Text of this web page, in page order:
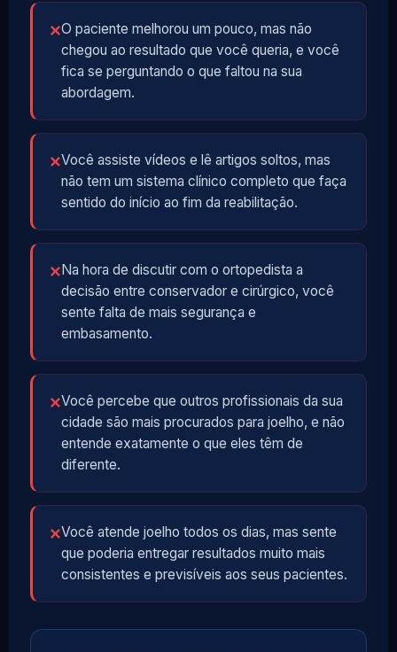
✕O paciente melhorou um pouco, mas não
chegou ao resultado que você queria, e você
fica se perguntando o que faltou na sua
abordagem.
✕Você assiste vídeos e lê artigos soltos, mas
não tem um sistema clínico completo que faça
sentido do início ao fim da reabilitação.
✕ Na hora de discutir com o ortopedista a
decisão entre conservador e cirúrgico, você
sente falta de mais segurança e
embasamento.
✕Você percebe que outros profissionais da sua
cidade são mais procurados para joelho, e não
entende exatamente o que eles têm de
diferente.
✕Você atende joelho todos os dias, mas sente
que poderia entregar resultados muito mais
consistentes e previsíveis aos seus pacientes.